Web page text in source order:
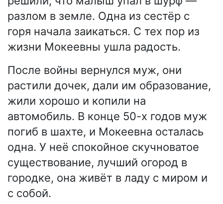
разлом в земле. Одна из сестёр с
горя начала заикаться. С тех пор из
жизни Мокеевны ушла радость.
После войны вернулся муж, они
растили дочек, дали им образование,
жили хорошо и копили на
автомобиль. В конце 50-х годов муж
погиб в шахте, и Мокеевна осталась
одна. У неё спокойное скучноватое
существование, лучший огород в
городке, она живёт в ладу с миром и
с собой.